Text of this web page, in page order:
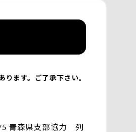
ます。ご了承下さい。
5 青森県支部協力 列